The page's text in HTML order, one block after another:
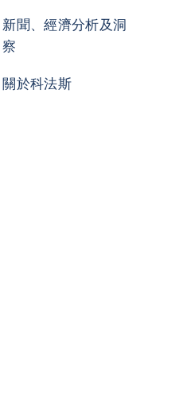
新聞、經濟分析及洞
察
關於科法斯